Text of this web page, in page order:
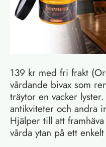
139 kr med fri frakt
vårdande bivax som
träytor en vacker
antikviteter och andra
Hjälper till att
vårda ytan på ett enkelt